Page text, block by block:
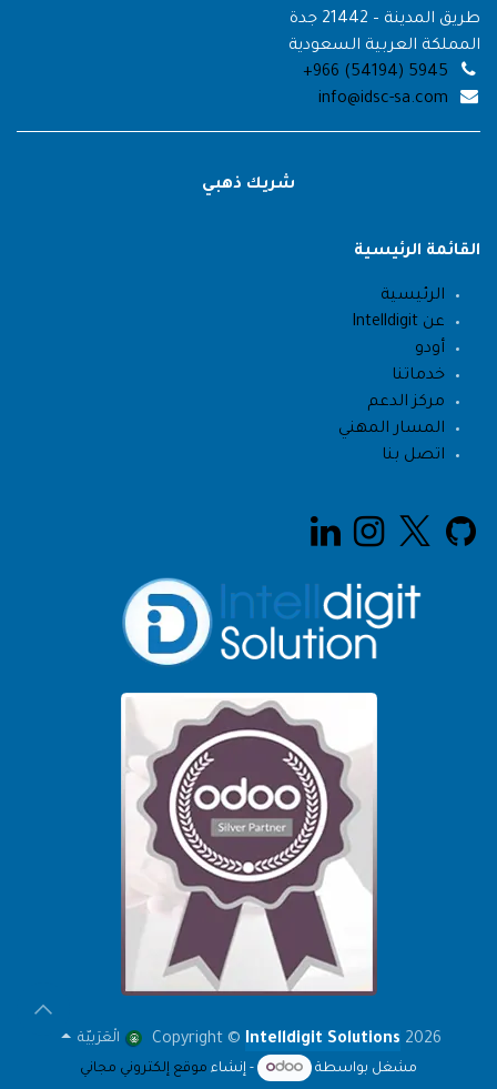
طريق المدينة – 21442 جدة
المملكة العربية السعودية
+966 (54194) 5945
info@idsc-sa.com
شريك ذهبي
القائمة الرئيسية
الرئيسية
عن Intelldigit
أودو
خدماتنا
مركز الدعم
المسار المهني
اتصل بنا
Copyright © Intelldigit Solutions 2026
الْعَرَبيّة
مشغل بواسطة
- إنشاء موقع إلكتروني مجاني